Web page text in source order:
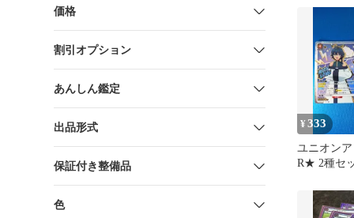
価格
割引オプション
あんしん鑑定
出品形式
保証付き整備品
色
¥333
ユニオン
R★ 2種セ